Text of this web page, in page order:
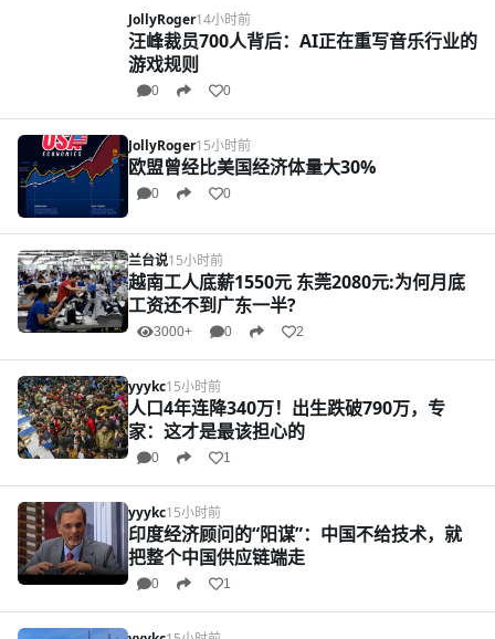
JollyRoger14小时前
汪峰裁员700人背后：AI正在重写音乐行业的
游戏规则
0 0
JollyRoger15小时前
欧盟曾经比美国经济体量大30%
0 0
兰台说15小时前
越南工人底薪1550元 东莞2080元:为何月底
工资还不到广东一半?
3000+ 0 2
yyykc15小时前
人口4年连降340万！出生跌破790万，专
家：这才是最该担心的
0 1
yyykc15小时前
印度经济顾问的“阳谋”：中国不给技术，就
把整个中国供应链端走
0 1